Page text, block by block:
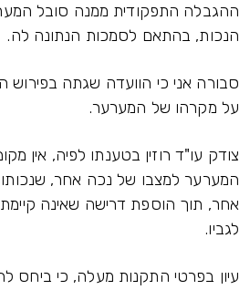
ההגבלה התפקודית ממנה סובל
הנכות, בהתאם לסמכות הנתונה לה.
סבורה אני כי הוועדה שגתה בפירוש
על מקרהו של המערער.
צודק עו"ד רוזין בטענתו לפיה, אין
המערער למצבו של נכה אחר,
אחר, תוך הוספת דרישה שאינה
לגביו.
עיון בפרטי התקנות מעלה, כי ביחס